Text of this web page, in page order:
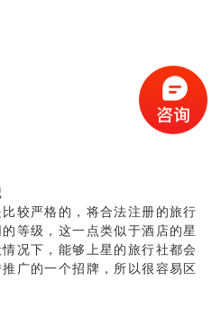
较严格的，将合法注册的旅行
等级，这一点类似于酒店的星
况下，能够上星的旅行社都会
广的一个招牌，所以很容易区